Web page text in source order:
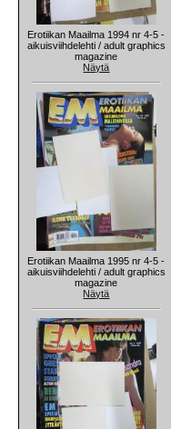
Erotiikan Maailma 1994 nr 4-5 -
aikuisviihdelehti / adult graphics
magazine
Näytä
Erotiikan Maailma 1995 nr 4-5 -
aikuisviihdelehti / adult graphics
magazine
Näytä